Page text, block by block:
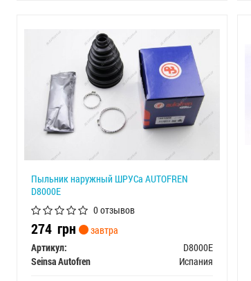
Пыльник наружный ШРУСа AUTOFREN
D8000E
0 отзывов
274 грн
завтра
Артикул:
D8000E
Seinsa Autofren
Испания